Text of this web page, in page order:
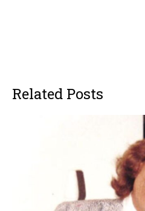
Related Posts